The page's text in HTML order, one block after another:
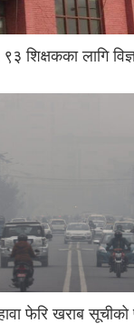
शिक्षकका लागि
फेरि खराब सूचीको